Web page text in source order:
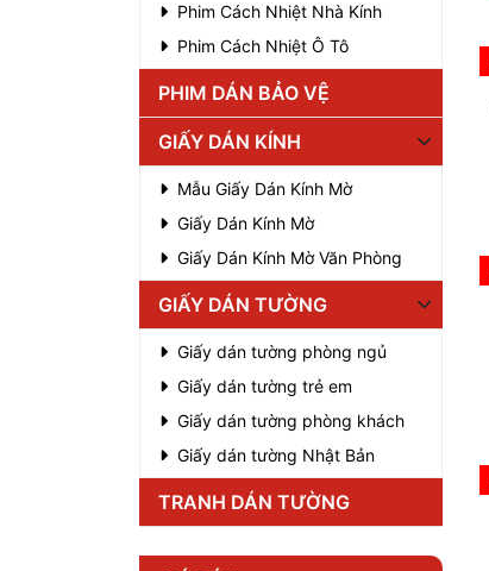
Phim Cách Nhiệt Nhà Kính
Phim Cách Nhiệt Ô Tô
PHIM DÁN BẢO VỆ
GIẤY DÁN KÍNH
Mẫu Giấy Dán Kính Mờ
Giấy Dán Kính Mờ
Giấy Dán Kính Mờ Văn Phòng
GIẤY DÁN TƯỜNG
Giấy dán tường phòng ngủ
Giấy dán tường trẻ em
Giấy dán tường phòng khách
Giấy dán tường Nhật Bản
TRANH DÁN TƯỜNG